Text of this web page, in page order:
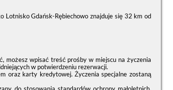
Lotnisko Gdańsk-Rębiechowo znajduje się 32 km od
możesz wpisać treść prośby w miejscu na życzenia
w potwierdzeniu rezerwacji.
oraz karty kredytowej. Życzenia specjalne zostaną